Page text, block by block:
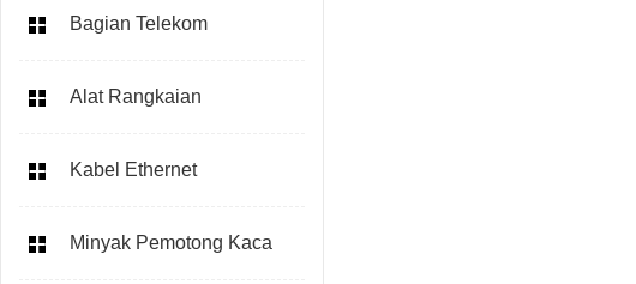
Bagian Telekom
Alat Rangkaian
Kabel Ethernet
Minyak Pemotong Kaca